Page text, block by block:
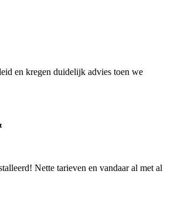
en kregen duidelijk advies toen we
Nette tarieven en vandaar al met al